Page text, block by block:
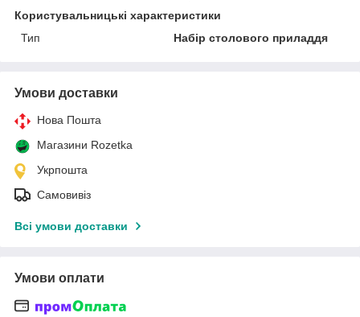
Користувальницькі характеристики
Тип
Набір столового приладдя
Умови доставки
Нова Пошта
Магазини Rozetka
Укрпошта
Самовивіз
Всі умови доставки
Умови оплати